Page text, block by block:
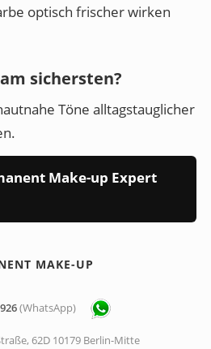
optisch frischer wirken
sichersten?
Töne alltagstauglicher
Make-up Expert
MAKE-UP
(WhatsApp)
62D 10179 Berlin-Mitte